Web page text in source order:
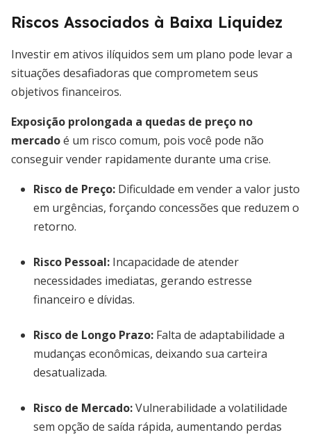
Riscos Associados à Baixa Liquidez
Investir em ativos ilíquidos sem um plano pode levar a
situações desafiadoras que comprometem seus
objetivos financeiros.
Exposição prolongada a quedas de preço no
mercadoé um risco comum, pois você pode não
conseguir vender rapidamente durante uma crise.
Risco de Preço: Dificuldade em vender a valor justo
em urgências, forçando concessões que reduzem o
retorno.
Risco Pessoal: Incapacidade de atender
necessidades imediatas, gerando estresse
financeiro e dívidas.
Risco de Longo Prazo: Falta de adaptabilidade a
mudanças econômicas, deixando sua carteira
desatualizada.
Risco de Mercado:Vulnerabilidade a volatilidade
sem opção de saída rápida, aumentando perdas